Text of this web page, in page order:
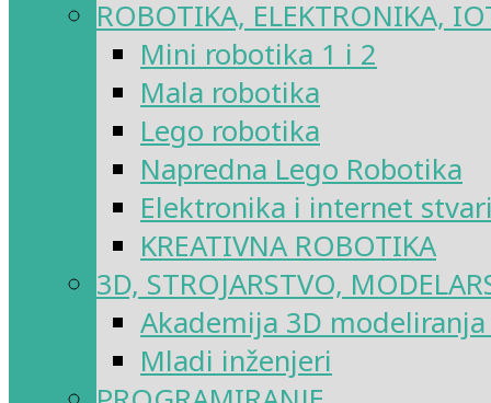
ROBOTIKA, ELEKTRONIKA,
Mini robotika 1 i 2
Mala robotika
Lego robotika
Napredna Lego Robotika
Elektronika i internet
KREATIVNA ROBOTIKA
3D, STROJARSTVO,
Akademija 3D
Mladi inženjeri